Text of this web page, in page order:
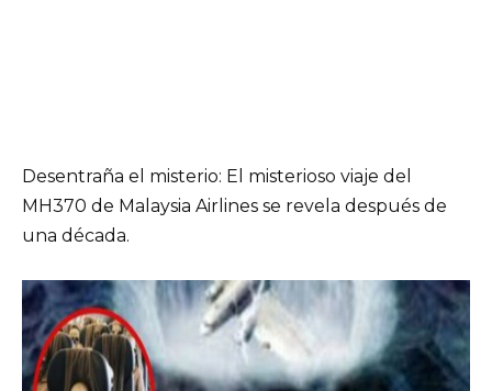
Desentraña el misterio: El misterioso viaje del
MH370 de Malaysia Airlines se revela después de
una década.